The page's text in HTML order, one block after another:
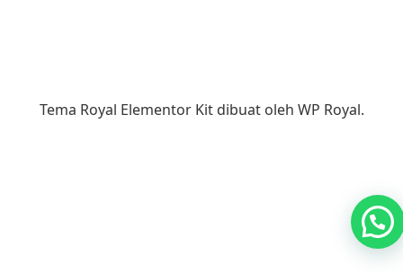
Tema Royal Elementor Kit dibuat oleh WP Royal.